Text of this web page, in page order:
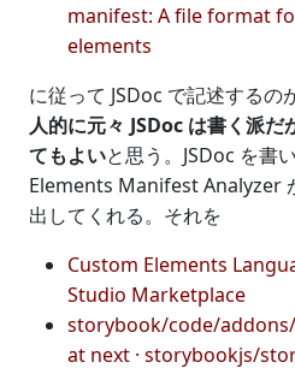
manifest: A file format
elements
に従って JSDoc で記述するの
人的に元々 JSDoc は書く派
てもよいと思う。JSDoc を書
Elements Manifest Analyzer
出してくれる。それを
Custom Elements
Studio Marketplace
storybook/code/
at next · storybookjs/